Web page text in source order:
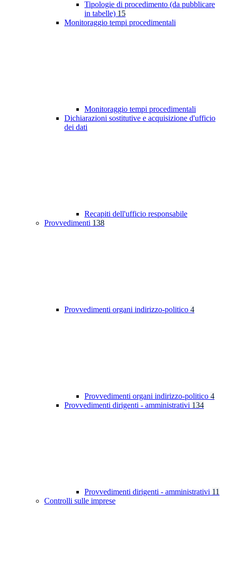
Tipologie di procedimento (da pubblicare
in tabelle) 15
Monitoraggio tempi procedimentali
Monitoraggio tempi procedimentali
Dichiarazioni sostitutive e acquisizione d'ufficio
dei dati
Recapiti dell'ufficio responsabile
Provvedimenti 138
Provvedimenti organi indirizzo-politico 4
Provvedimenti organi indirizzo-politico 4
Provvedimenti dirigenti - amministrativi 134
Provvedimenti dirigenti - amministrativi 11
Controlli sulle imprese